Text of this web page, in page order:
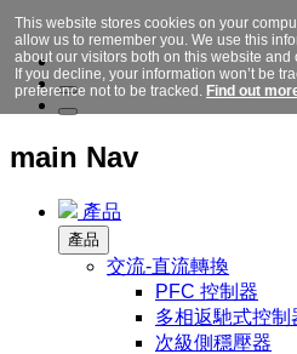
main Nav
產品
產品
交流-直流轉換
PFC 控制器
多相返馳式控制
次級側穩壓器
This website stores cookies on your
allow us to remember you. We use this
about our visitors both on this website
If you decline, your information won’t be
preference not to be tracked. Find out